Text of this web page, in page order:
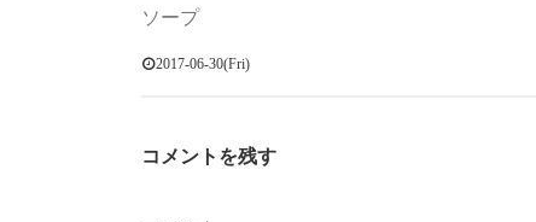
ソープ
2017-06-30(Fri)
コメントを残す